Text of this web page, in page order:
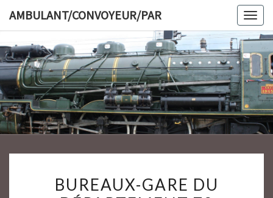
content
AMBULANT/CONVOYEUR/PAR
GARE
BUREAUX-GARE DU